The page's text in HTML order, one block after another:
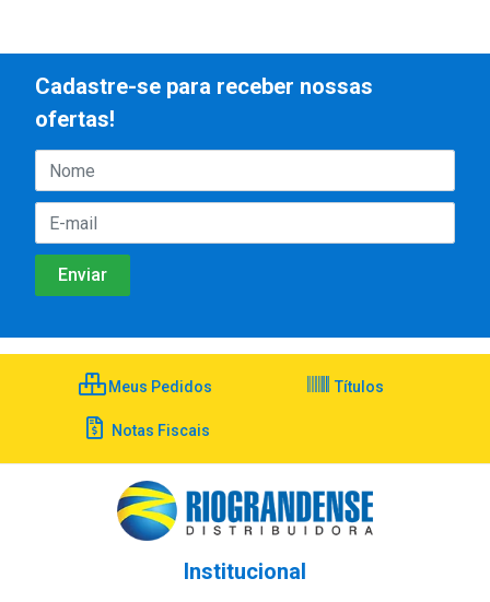
Cadastre-se para receber nossas
ofertas!
Meus Pedidos Títulos
Notas Fiscais
Institucional